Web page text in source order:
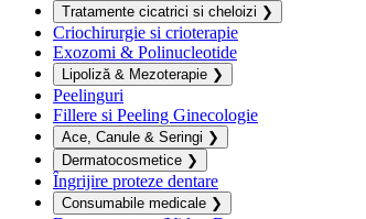
Tratamente cicatrici si cheloizi ❯
Criochirurgie si crioterapie
Exozomi & Polinucleotide
Lipoliză & Mezoterapie ❯
Peelinguri
Fillere si Peeling Ginecologie
Ace, Canule & Seringi ❯
Dermatocosmetice ❯
Îngrijire proteze dentare
Consumabile medicale ❯